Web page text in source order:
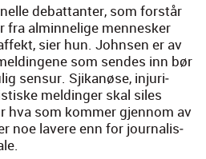
debat­tan­ter, som forstår
fra almin­nelige men­nesker
sier hun. Johnsen er av
som sendes inn bør
sen­sur. Sjikanøse, injuri­
meldinger skal siles
hva som kom­mer gjen­nom av
noe lavere enn for jour­nal­is­